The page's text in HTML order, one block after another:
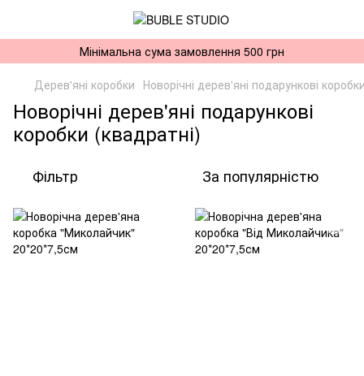
Мінімальна сума замовлення 500 грн
Дерев'яні коробки Новорічні дерев'яні подарункові
Новорічні дерев'яні подарункові
коробки (квадратні)
Фільтр За популярністю